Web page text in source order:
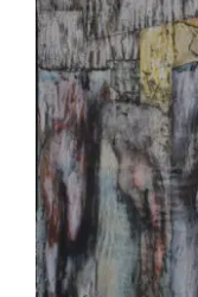
Jean-
matière » –